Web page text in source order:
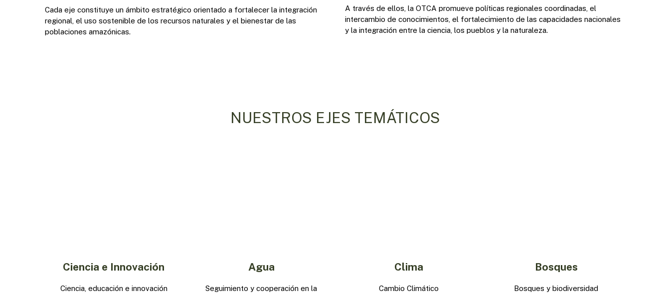
Presione enter para buscar o ESC para cerrar
Cada eje constituye un ámbito estratégico orientado a fortalecer la integración
regional, el uso sostenible de los recursos naturales y el bienestar de las
poblaciones amazónicas.
A través de ellos, la OTCA promueve políticas regionales coordinadas, el
intercambio de conocimientos, el fortalecimiento de las capacidades nacionales
y la integración entre la ciencia, los pueblos y la naturaleza.
NUESTROS EJES TEMÁTICOS
Ciencia e Innovación
Ciencia, educación e innovación
Agua
Seguimiento y cooperación en la
Clima
Cambio Climático
Bosques
Bosques y biodiversidad